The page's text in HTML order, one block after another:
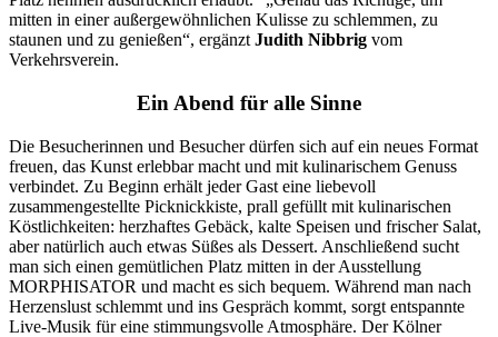
mitten in einer außergewöhnlichen Kulisse zu schlemmen, zu
staunen und zu genießen“, ergänzt Judith Nibbrig vom
Verkehrsverein.
Ein Abend für alle Sinne
Die Besucherinnen und Besucher dürfen sich auf ein neues Format
freuen, das Kunst erlebbar macht und mit kulinarischem Genuss
verbindet. Zu Beginn erhält jeder Gast eine liebevoll
zusammengestellte Picknickkiste, prall gefüllt mit kulinarischen
Köstlichkeiten: herzhaftes Gebäck, kalte Speisen und frischer Salat,
aber natürlich auch etwas Süßes als Dessert. Anschließend sucht
man sich einen gemütlichen Platz mitten in der Ausstellung
MORPHISATOR und macht es sich bequem. Während man nach
Herzenslust schlemmt und ins Gespräch kommt, sorgt entspannte
Live-Musik für eine stimmungsvolle Atmosphäre. Der Kölner